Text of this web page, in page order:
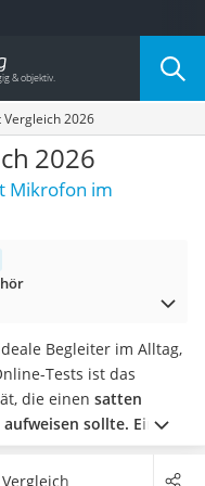
Vergleich 2026
2026
Mikrofon im
Begleiter im Alltag,
Tests ist das
die einen satten
sollte. Ein
dassunerwünschte
und niemand mithört.